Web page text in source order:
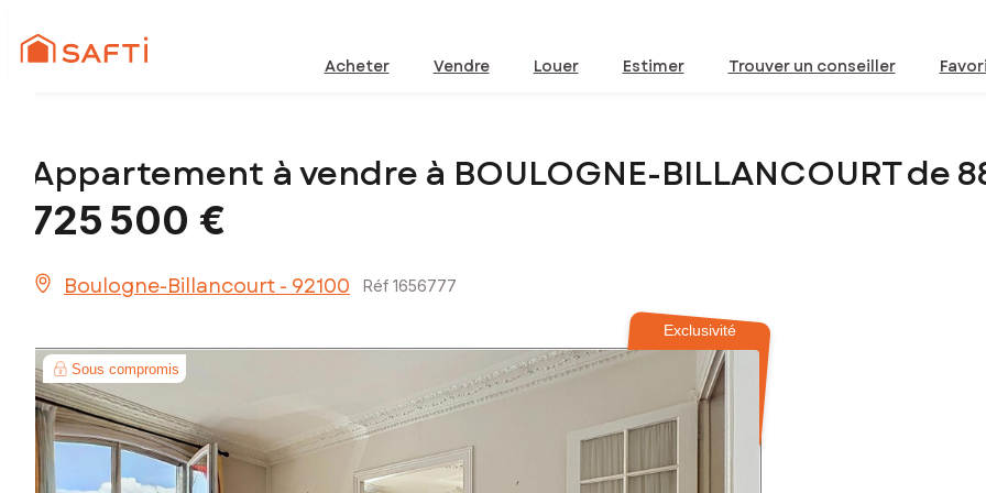
Acheter Vendre Louer Estimer Trouver un conseiller
Appartement à vendre à BOULOGNE-BILLANCOURT de
725 500 €
Boulogne-Billancourt - 92100 Réf 1656777
Exclusivité
Sous compromis